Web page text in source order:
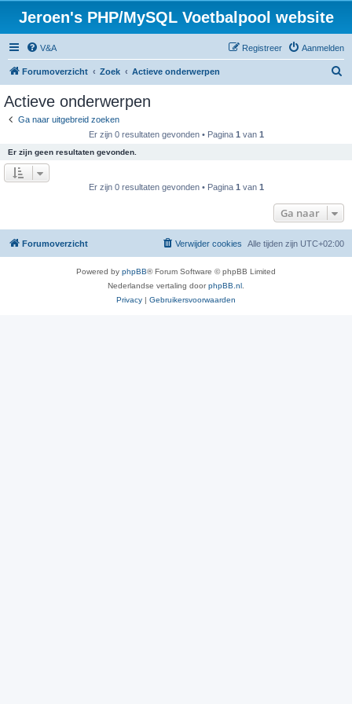
Jeroen's PHP/MySQL Voetbalpool website
V&A Aanmelden
Registreer
Forumoverzicht Zoek Actieve onderwerpen
Actieve onderwerpen
Ga naar uitgebreid zoeken
Er zijn 0 resultaten gevonden • Pagina 1 van 1
Er zijn geen resultaten gevonden.
Er zijn 0 resultaten gevonden • Pagina 1 van 1
Ga naar
Forumoverzicht Alle tijden zijn UTC+02:00
Verwijder cookies
Powered by phpBB® Forum Software © phpBB Limited
Nederlandse vertaling doorphpBB.nl
Privacy | Gebruikersvoorwaarden